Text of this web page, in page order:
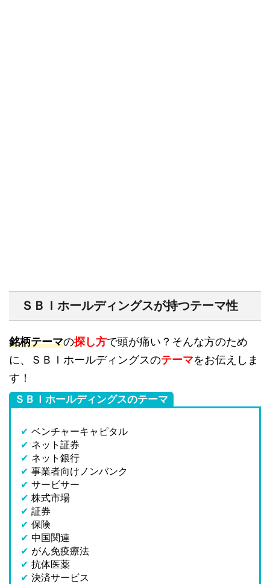
ＳＢＩホールディングスが持つテーマ性
銘柄テーマの探し方で頭が痛い？そんな方のため
に、ＳＢＩホールディングスのテーマをお伝えしま
す！
ＳＢＩホールディングスのテーマ
✔ ベンチャーキャピタル
✔ ネット証券
✔ ネット銀行
✔ 事業者向けノンバンク
✔ サービサー
✔ 株式市場
✔ 証券
✔ 保険
✔ 中国関連
✔ がん免疫療法
✔ 抗体医薬
✔ 決済サービス